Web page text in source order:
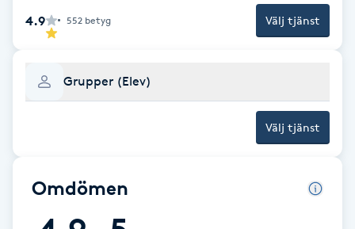
Diamantslipning
E
Enzympeeling
Extensions borttagning
Eyeliner-tatuering
4.9 552 betyg Välj tjänst
Grupper (Elev)
Välj tjänst
Omdömen